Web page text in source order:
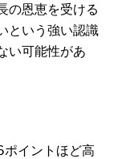
の恩恵を受ける
という強い認識
い可能性があ
ポイントほど高